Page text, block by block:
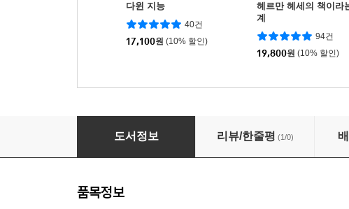
다윈 지능
40건
17,100원 (10% 할인)
헤르만 헤세의 책이라
계
94건
19,800원 (10% 할인)
도서정보 리뷰/한줄평 (1/0)
품목정보